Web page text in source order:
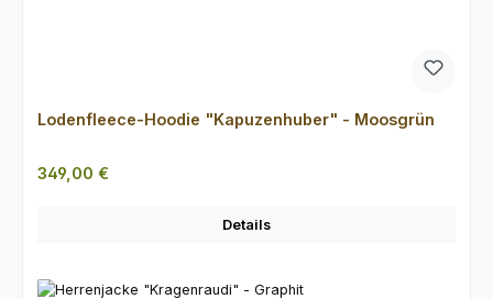
Lodenfleece-Hoodie "Kapuzenhuber" - Moosgrün
Regulärer Preis:
349,00 €
Details